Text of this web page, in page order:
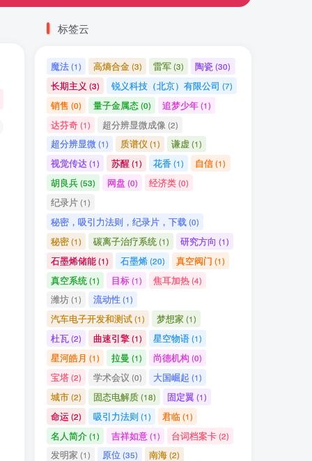
标签云
魔法(1) 高熵合金(3) 雷军(3) 陶瓷(30)
长期主义 (3) 锐义科技（北京）有限公司 (7)
销售 (0) 量子金属态(0) 追梦少年(1)
达芬奇(1) 超分辨显微成像 (2)
超分辨显微(1) 质谱仪 (1) 谦虚(1)
视觉传达(1) 苏醒 (1) 花香(1) 自信(1)
胡良兵(53) 网盘 (0) 经济类(0)
纪录片(1)
秘密，吸引力法则，纪录片，下载(0)
秘密(1) 碳离子治疗系统(1) 研究方向 (1)
石墨烯储能(1) 石墨烯(20) 真空阀门 (1)
真空系统(1) 目标(1) 焦耳加热(4)
潍坊(1) 流动性 (1)
汽车电子开发和测试(1) 梦想家 (1)
杜瓦(2) 曲速引擎(1) 星空物语(1)
星河皓月 (1) 拉曼 (1) 尚德机构 (0)
宝塔(2) 学术会议 (0) 大国崛起 (1)
城市(2) 固态电解质(18) 固定翼(1)
命运(2) 吸引力法则 (1) 君临(1)
名人简介(1) 吉祥如意(1) 台词档案卡(2)
发明家 (1) 原位 (35) 南海(2)